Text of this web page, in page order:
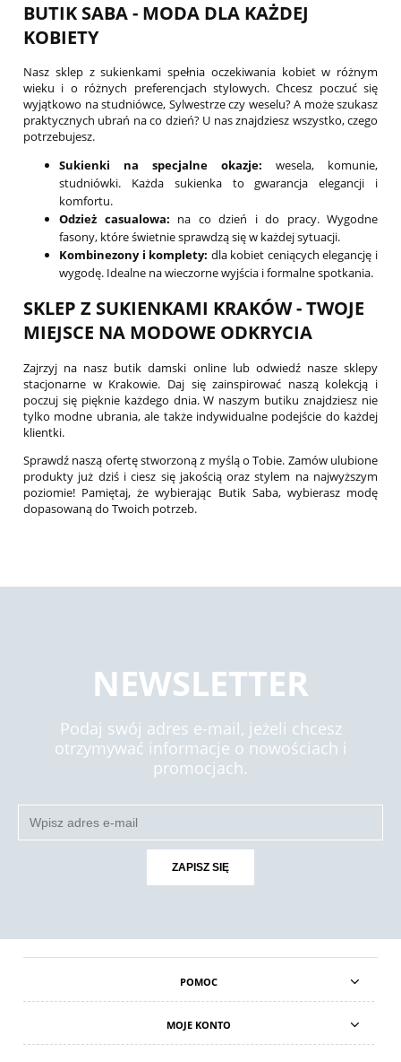
BUTIK SABA - MODA DLA KAŻDEJ
KOBIETY
Nasz sklep z sukienkami spełnia oczekiwania kobiet w różnym
wieku i o różnych preferencjach stylowych. Chcesz poczuć się
wyjątkowo na studniówce, Sylwestrze czy weselu? A może szukasz
praktycznych ubrań na co dzień? U nas znajdziesz wszystko, czego
potrzebujesz.
Sukienki na specjalne okazje: wesela, komunie,
studniówki. Każda sukienka to gwarancja elegancji i
komfortu.
Odzież casualowa: na co dzień i do pracy. Wygodne
fasony, które świetnie sprawdzą się w każdej sytuacji.
Kombinezony i komplety: dla kobiet ceniących elegancję i
wygodę. Idealne na wieczorne wyjścia i formalne spotkania.
SKLEP Z SUKIENKAMI KRAKÓW - TWOJE
MIEJSCE NA MODOWE ODKRYCIA
Zajrzyj na nasz butik damski online lub odwiedź nasze sklepy
stacjonarne w Krakowie. Daj się zainspirować naszą kolekcją i
poczuj się pięknie każdego dnia. W naszym butiku znajdziesz nie
tylko modne ubrania, ale także indywidualne podejście do każdej
klientki.
Sprawdź naszą ofertę stworzoną z myślą o Tobie. Zamów ulubione
produkty już dziś i ciesz się jakością oraz stylem na najwyższym
poziomie! Pamiętaj, że wybierając Butik Saba, wybierasz modę
dopasowaną do Twoich potrzeb.
NEWSLETTER
Podaj swój adres e-mail, jeżeli chcesz
otrzymywać informacje o nowościach i
promocjach.
ZAPISZ SIĘ
POMOC
MOJE KONTO